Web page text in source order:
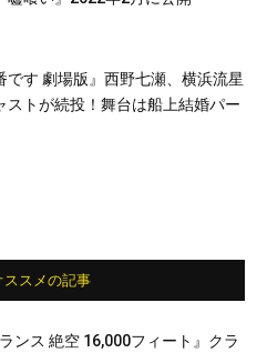
です 劇場版』西野七瀬、横浜流星
ストが続投！舞台は船上結婚パー
ススメの記事
ランス 絶空 16,000フィート』クラ